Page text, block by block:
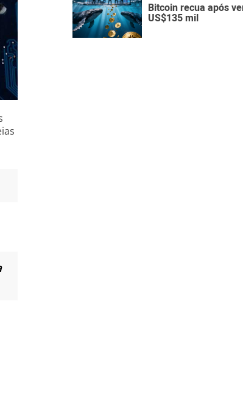
Bitcoin recua após
US$135 mil